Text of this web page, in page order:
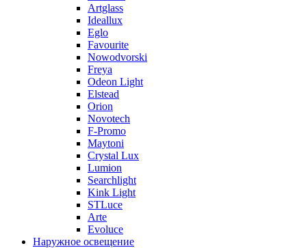
Artglass
Ideallux
Eglo
Favourite
Nowodvorski
Freya
Odeon Light
Elstead
Orion
Novotech
F-Promo
Maytoni
Crystal Lux
Lumion
Searchlight
Kink Light
STLuce
Arte
Evoluce
Наружное освещение